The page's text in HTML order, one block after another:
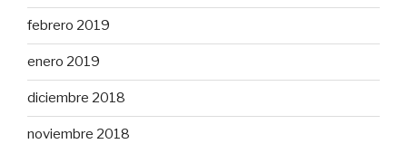
febrero 2019
enero 2019
diciembre 2018
noviembre 2018